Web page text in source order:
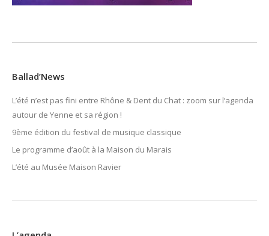
Ballad’News
L’été n’est pas fini entre Rhône & Dent du Chat : zoom sur l’agenda
autour de Yenne et sa région !
9ème édition du festival de musique classique
Le programme d’août à la Maison du Marais
L’été au Musée Maison Ravier